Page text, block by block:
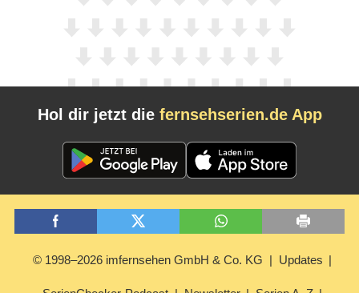
Hol dir jetzt die fernsehserien.de App
© 1998–2026 imfernsehen GmbH & Co. KG Updates